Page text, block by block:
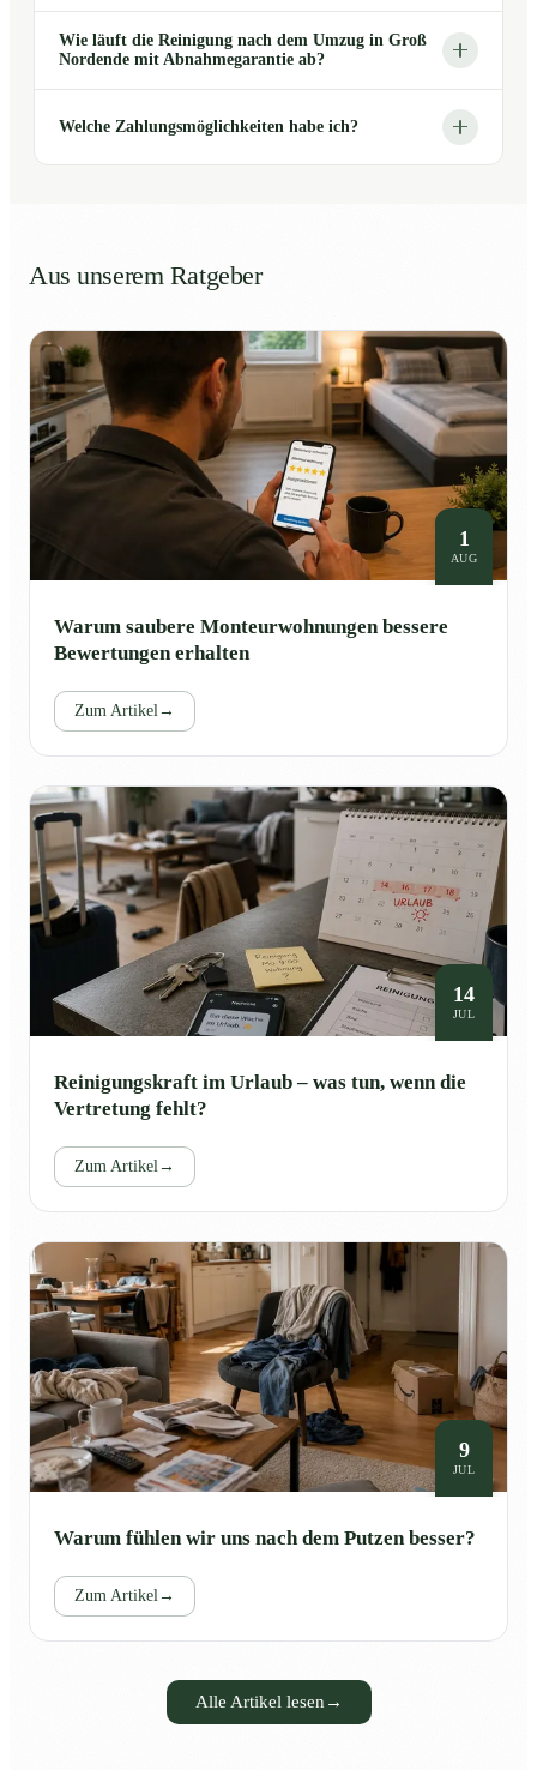
Wie läuft die Reinigung nach dem Umzug in Groß
Nordende mit Abnahmegarantie ab?
Welche Zahlungsmöglichkeiten habe ich?
Aus unserem Ratgeber
1
AUG
Warum saubere Monteurwohnungen bessere
Bewertungen erhalten
Zum Artikel →
14
JUL
Reinigungskraft im Urlaub – was tun, wenn die
Vertretung fehlt?
Zum Artikel →
9
JUL
Warum fühlen wir uns nach dem Putzen besser?
Zum Artikel →
Alle Artikel lesen →